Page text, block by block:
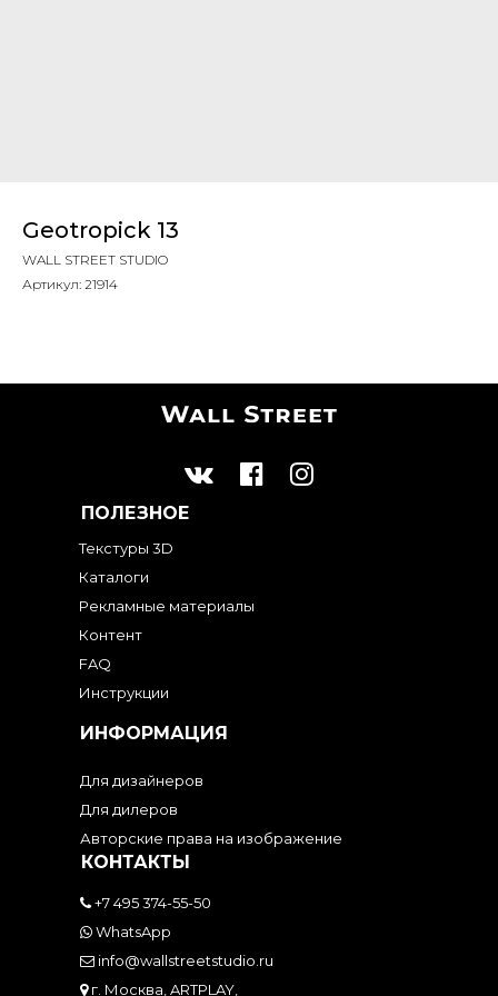
Geotropick 13
WALL STREET STUDIO
Артикул: 21914
ПОЛЕЗНОЕ
Текстуры 3D
Каталоги
Рекламные материалы
Контент
FAQ
Инструкции
ИНФОРМАЦИЯ
Для дизайнеров
Для дилеров
Авторские права на изображение
КОНТАКТЫ
+7 495 374-55-50
WhatsApp
info@wallstreetstudio.ru
г. Москва, ARTPLAY,